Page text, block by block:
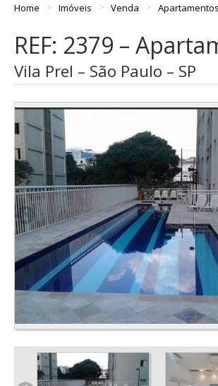
Home Imóveis Venda Apartamentos
REF: 2379 –
Vila Prel – São Paulo – SP